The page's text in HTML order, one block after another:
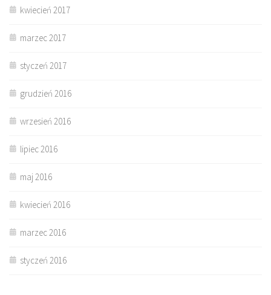
kwiecień 2017
marzec 2017
styczeń 2017
grudzień 2016
wrzesień 2016
lipiec 2016
maj 2016
kwiecień 2016
marzec 2016
styczeń 2016